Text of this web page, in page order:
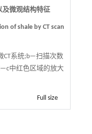
及微观结构特征
of shale by CT scan
CT系统;b—扫描次数
中红色区域的放大
Full size